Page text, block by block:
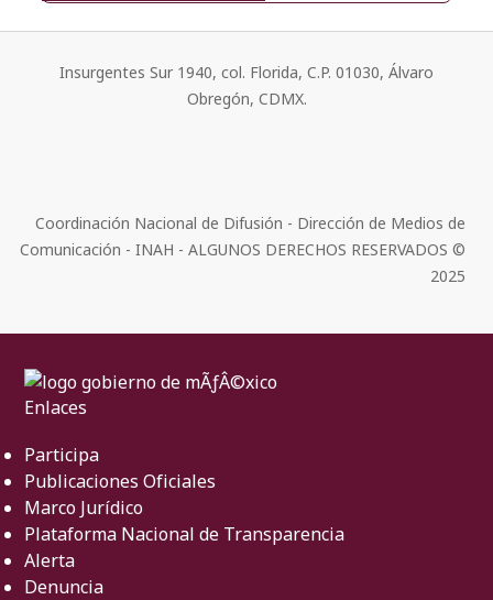
Insurgentes Sur 1940, col. Florida, C.P. 01030, Álvaro
Obregón, CDMX.
Coordinación Nacional de Difusión - Dirección de Medios de
Comunicación - INAH - ALGUNOS DERECHOS RESERVADOS ©
2025
Enlaces
Participa
Publicaciones Oficiales
Marco Jurídico
Plataforma Nacional de Transparencia
Alerta
Denuncia